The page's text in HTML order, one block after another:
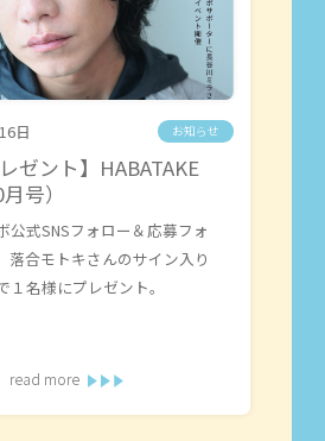
日 お知らせ
ゼント】HABATAKE
号）
公式SNSフォロー＆応募フォ
落合モトキさんのサイン入り
１名様にプレゼント。
read more